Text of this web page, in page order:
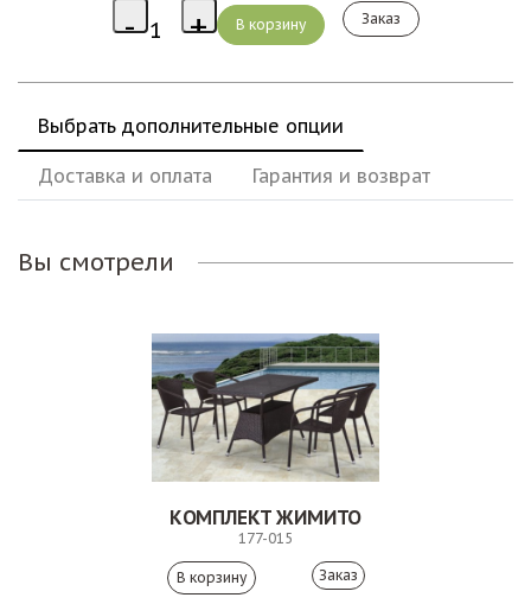
Заказ
Выбрать дополнительные опции
Доставка и оплата Гарантия и возврат
Вы смотрели
КОМПЛЕКТ ЖИМИТО
177-015
Заказ